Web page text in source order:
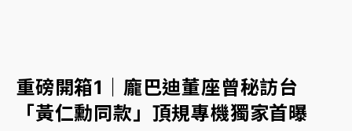
旅局回應了
中信慈善基金會想增加董事人數！辜仲諒向法院聲請遭
重磅開箱1｜龐巴迪董座曾秘訪台
「黃仁勳同款」頂規專機獨家首曝